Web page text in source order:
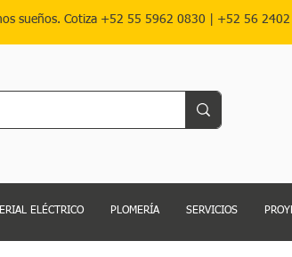
sueños. Cotiza +52 55 5962 0830 +52 56 2402
ELÉCTRICO PLOMERÍA SERVICIOS